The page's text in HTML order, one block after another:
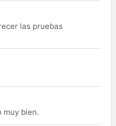
las pruebas
muy bien.